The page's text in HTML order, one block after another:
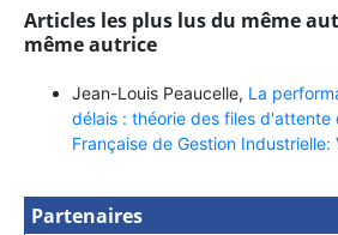
Articles les plus lus du même
même autrice
Jean-Louis Peaucelle, La
délais : théorie des files d'attente
Française de Gestion
Partenaires